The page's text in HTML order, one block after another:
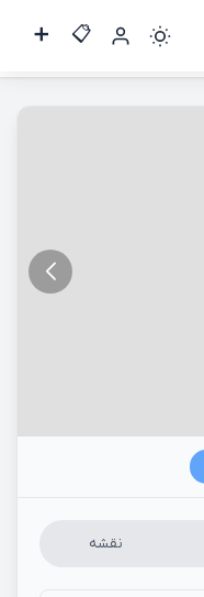
نقشه